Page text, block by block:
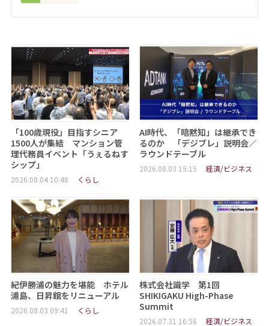
「100歳現役」目指すシニア
1500人が集結 マンション管
理代務員イベント「うぇるねす
シップ」
2026.08.04 10:48 くらし
AI時代、「暗黙知」は継承でき
るのか 「デジブレ」説明会／
ラウンドテーブル
2026.08.03 15:15 経済/ビジネス
紀伊勝浦の魅力を堪能 ホテル
浦島、日昇館をリニューアル
2026.08.03 09:41 くらし
株式会社識学 第1回
SHIKIGAKU High-Phase
Summit
2026.07.31 16:56 経済/ビジネス